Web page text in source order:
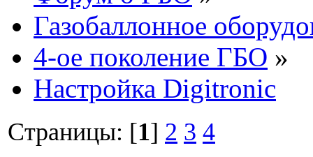
Газобаллонное
4-ое поколение ГБО »
Настройка Digitronic
Страницы: [1] 2 3 4